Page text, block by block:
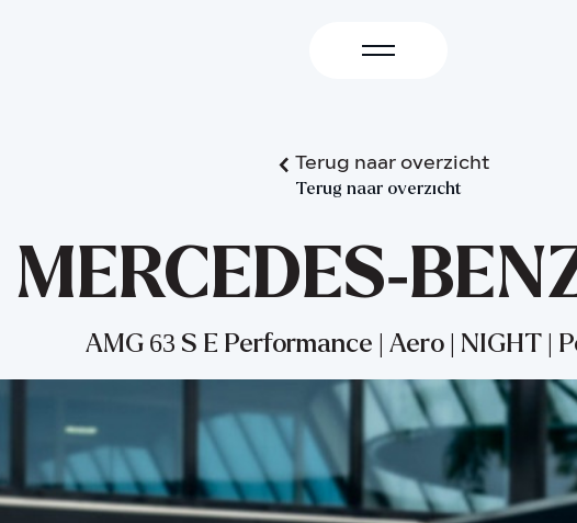
Terug naar overzicht
Terug naar overzicht
MERCEDES-
AMG 63 S E Performance | Aero | NIGHT |